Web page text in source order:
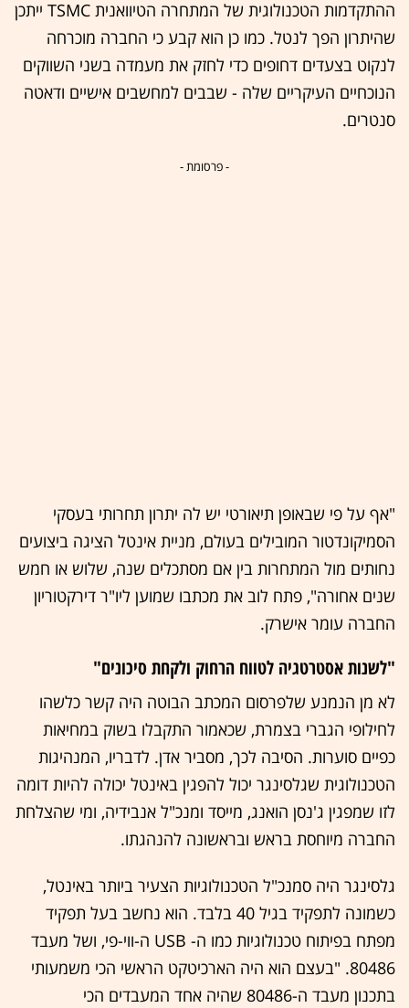
ההתקדמות הטכנולוגית של המתחרה הטיוואנית TSMC ייתכן
שהיתרון הפך לנטל. כמו כן הוא קבע כי החברה מוכרחה
לנקוט בצעדים דחופים כדי לחזק את מעמדה בשני השווקים
הנוכחיים העיקריים שלה - שבבים למחשבים אישיים ודאטה
סנטרים.
- פרסומת -
"אף על פי שבאופן תיאורטי יש לה יתרון תחרותי בעסקי
הסמיקונדטור המובילים בעולם, מניית אינטל הציגה ביצועים
נחותים מול המתחרות בין אם מסתכלים שנה, שלוש או חמש
שנים אחורה", פתח לוב את מכתבו שמוען ליו"ר דירקטוריון
החברה עומר אישרק.
"לשנות אסטרטגיה לטווח הרחוק ולקחת סיכונים"
לא מן הנמנע שלפרסום המכתב הבוטה היה קשר כלשהו
לחילופי הגברי בצמרת, שכאמור התקבלו בשוק במחיאות
כפיים סוערות. הסיבה לכך, מסביר אדן. לדבריו, המנהיגות
הטכנולוגית שגלסינגר יכול להפגין באינטל יכולה להיות דומה
לזו שמפגין ג'נסן הואנג, מייסד ומנכ"ל אנבידיה, ומי שהצלחת
החברה מיוחסת בראש ובראשונה להנהגתו.
גלסינגר היה סמנכ"ל הטכנולוגיות הצעיר ביותר באינטל,
כשמונה לתפקיד בגיל 40 בלבד. הוא נחשב בעל תפקיד
מפתח בפיתוח טכנולוגיות כמו ה- USB ה-ווי-פי, ושל מעבד
80486. "בעצם הוא היה הארכיטקט הראשי הכי משמעותי
בתכנון מעבד ה-80486 שהיה אחד המעבדים הכי